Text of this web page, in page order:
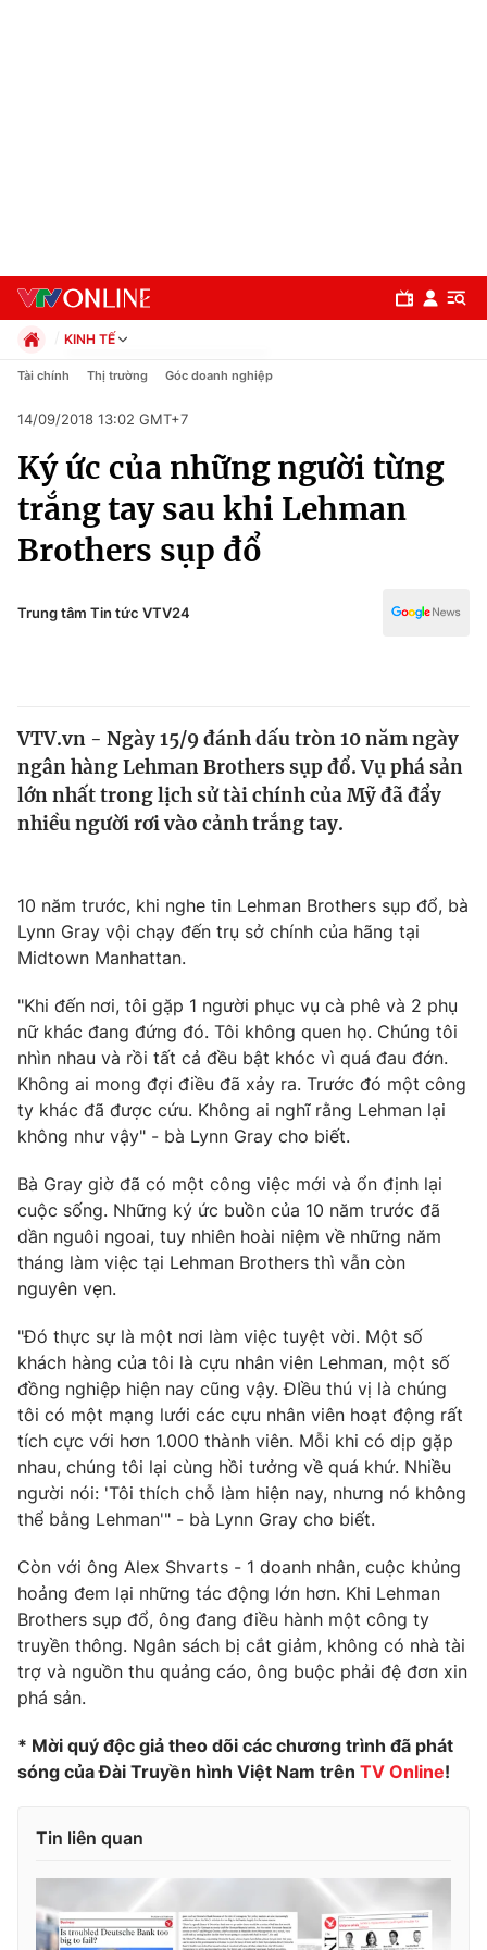
Chuyên mục
Chính trị
Xã hội
Pháp luật
Thế giới
Tin tức
Thế giới đó đây
Kinh tế
Thị trường
Góc doanh nghiệp
Truyền hình
Hậu trường
Nhân vật
Khán giả
Giải trí
Điện ảnh
Âm nhạc
Sao
Đời sống
Du lịch
Làm đẹp
Chất lượng cuộc sống
Giáo dục
Học trực tuyến
Công nghệ
Hitech Công nghệ tương lai
Sản phẩm
Tư vấn
Giao lưu trực tuyến
Chuyên mục khác
Emagazine Podcast
Photo Infographic
Video Shorts video
VTV Money VTV Thể thao
VTV Sức khoẻ Bất động sản
Thị trường 24h Tấm lòng Việt
VTV9 VTV8
Liên hệ tòa soạn English
KINH TẾ
Chính trị
Pháp luật
Kinh tế
Thể thao
Truyền hình
Văn hóa - Giải trí
Tài chính Thị trường Góc doanh nghiệp
14/09/2018 13:02 GMT+7
Ký ức của những người từng
trắng tay sau khi Lehman
Brothers sụp đổ
Trung tâm Tin tức VTV24
VTV.vn - Ngày 15/9 đánh dấu tròn 10 năm ngày
ngân hàng Lehman Brothers sụp đổ. Vụ phá sản
lớn nhất trong lịch sử tài chính của Mỹ đã đẩy
nhiều người rơi vào cảnh trắng tay.
10 năm trước, khi nghe tin Lehman Brothers sụp đổ, bà
Lynn Gray vội chạy đến trụ sở chính của hãng tại
Midtown Manhattan.
"Khi đến nơi, tôi gặp 1 người phục vụ cà phê và 2 phụ
nữ khác đang đứng đó. Tôi không quen họ. Chúng tôi
nhìn nhau và rồi tất cả đều bật khóc vì quá đau đớn.
Không ai mong đợi điều đã xảy ra. Trước đó một công
ty khác đã được cứu. Không ai nghĩ rằng Lehman lại
không như vậy" - bà Lynn Gray cho biết.
Bà Gray giờ đã có một công việc mới và ổn định lại
cuộc sống. Những ký ức buồn của 10 năm trước đã
dần nguôi ngoai, tuy nhiên hoài niệm về những năm
tháng làm việc tại Lehman Brothers thì vẫn còn
nguyên vẹn.
"Đó thực sự là một nơi làm việc tuyệt vời. Một số
khách hàng của tôi là cựu nhân viên Lehman, một số
đồng nghiệp hiện nay cũng vậy. ĐIều thú vị là chúng
tôi có một mạng lưới các cựu nhân viên hoạt động rất
tích cực với hơn 1.000 thành viên. Mỗi khi có dịp gặp
nhau, chúng tôi lại cùng hồi tưởng về quá khứ. Nhiều
người nói: 'Tôi thích chỗ làm hiện nay, nhưng nó không
thể bằng Lehman'" - bà Lynn Gray cho biết.
Còn với ông Alex Shvarts - 1 doanh nhân, cuộc khủng
hoảng đem lại những tác động lớn hơn. Khi Lehman
Brothers sụp đổ, ông đang điều hành một công ty
truyền thông. Ngân sách bị cắt giảm, không có nhà tài
trợ và nguồn thu quảng cáo, ông buộc phải đệ đơn xin
phá sản.
* Mời quý độc giả theo dõi các chương trình đã phát
sóng của Đài Truyền hình Việt Nam trên TV Online!
Tin liên quan